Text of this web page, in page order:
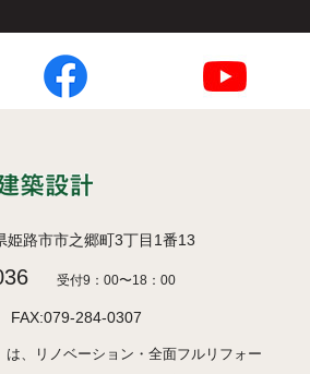
路市市之郷町3丁目1番13
受付9：00〜18：00
284-0307
は、リノベーション・全面フルリフォー